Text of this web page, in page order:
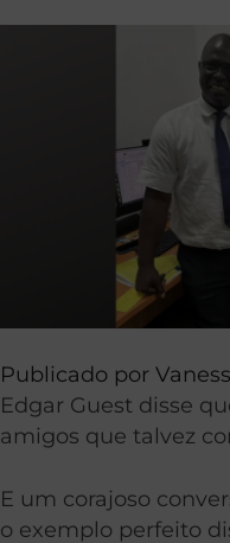
Publicado por
Edgar Guest disse
amigos que talvez
E um corajoso
o exemplo perfeito